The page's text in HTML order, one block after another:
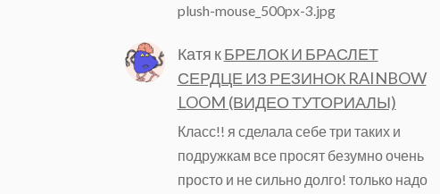
plush-mouse_500px-3.jpg
Катя кБРЕЛОК И БРАСЛЕТ
СЕРДЦЕ ИЗ РЕЗИНОК RAINBOW
LOOM (ВИДЕО ТУТОРИАЛЫ)
Класс!! я сделала себе три таких и
подружкам все просят безумно очень
просто и не сильно долго! только надо